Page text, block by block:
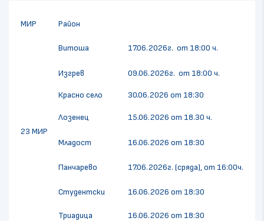
МИР Район
23 МИР
Витоша 17.06.2026г. от 18:00 ч.
Изгрев 09.06.2026г. от 18:00 ч.
Красно село 30.06.2026 от 18:30
Лозенец 15.06.2026 от 18.30 ч.
Младост 16.06.2026 от 18:30
Панчарево 17.06.2026г. (сряда), от 16:00ч.
Студентски 16.06.2026 от 18:30
Триадица 16.06.2026 от 18:30